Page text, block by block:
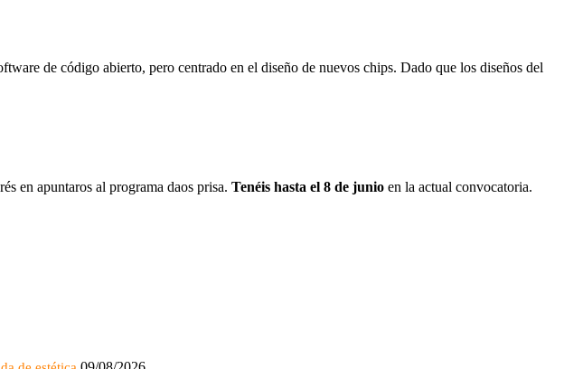
de código abierto, pero centrado en el diseño de nuevos chips. Dado que los diseños del
en apuntaros al programa daos prisa. Tenéis hasta el 8 de junio en la actual convocatoria.